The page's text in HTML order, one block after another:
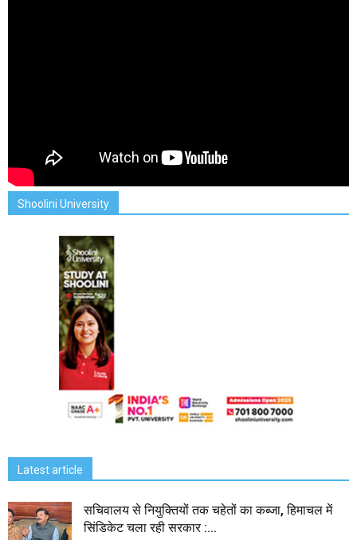
Shoolini University
Latest article
सचिवालय से नियुक्तियों तक चहेतों का कब्जा, हिमाचल में
सिंडिकेट चला रही सरकार :...